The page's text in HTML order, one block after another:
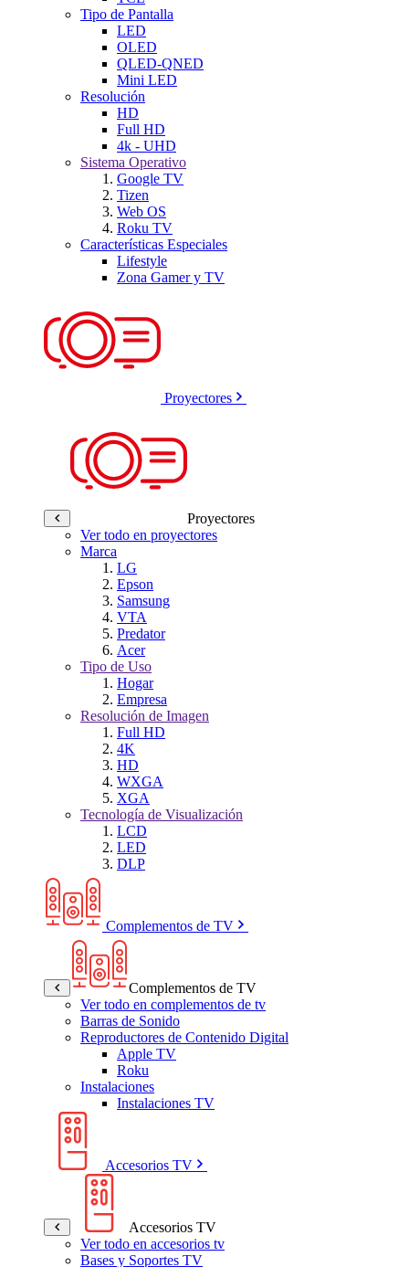
Tipo de Pantalla
LED
OLED
QLED-QNED
Mini LED
Resolución
HD
Full HD
4k - UHD
Sistema Operativo
Google TV
Tizen
Web OS
Roku TV
Características Especiales
Lifestyle
Zona Gamer y TV
Proyectores
Proyectores
Ver todo en proyectores
Marca
LG
Epson
Samsung
VTA
Predator
Acer
Tipo de Uso
Hogar
Empresa
Resolución de Imagen
Full HD
4K
HD
WXGA
XGA
Tecnología de Visualización
LCD
LED
DLP
Complementos de TV
Complementos de TV
Ver todo en complementos de tv
Barras de Sonido
Reproductores de Contenido Digital
Apple TV
Roku
Instalaciones
Instalaciones TV
Accesorios TV
Accesorios TV
Ver todo en accesorios tv
Bases y Soportes TV